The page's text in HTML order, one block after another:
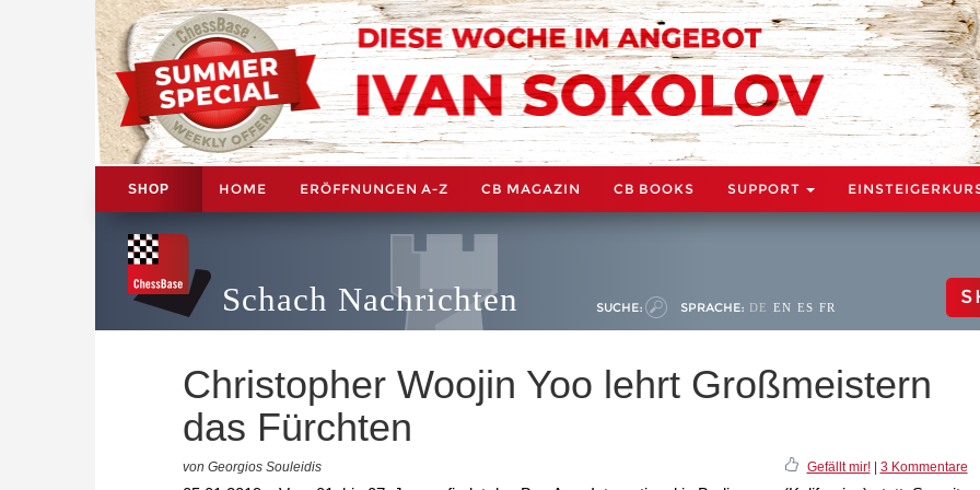
SHOP HOME ERÖFFNUNGEN A-Z CB MAGAZIN CB BOOKS SUPPORT
Schach Nachrichten SUCHE: SPRACHE: DE EN ES FR
Christopher Woojin Yoo lehrt Großmeistern
das Fürchten
von Georgios Souleidis Gefällt mir!| 3 Kommentare